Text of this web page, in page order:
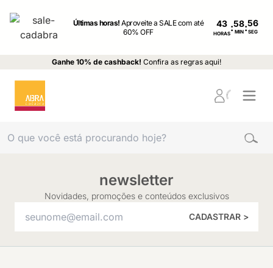
Últimas horas!Aproveite a SALE com até
60% OFF
43
HORAS: MIN : SEG
Ganhe 10% de cashback! Confira as regras aqui!
newsletter
Novidades, promoções e conteúdos exclusivos
CADASTRAR >